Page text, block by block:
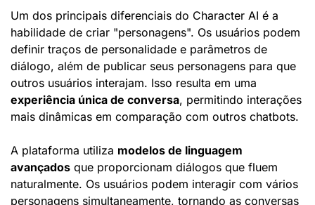
Um dos principais diferenciais do Character AI é a
habilidade de criar "personagens". Os usuários podem
definir traços de personalidade e parâmetros de
diálogo, além de publicar seus personagens para que
experiência única de conversa, permitindo interações
mais dinâmicas em comparação com outros chatbots.
A plataforma utiliza modelos de linguagem
avançados que proporcionam diálogos que fluem
naturalmente. Os usuários podem interagir com vários
personagens simultaneamente, tornando as conversas